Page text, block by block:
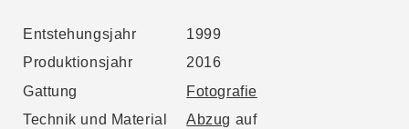
Entstehungsjahr
1999
Produktionsjahr
2016
Gattung
Fotografie
Technik und Material
Abzug auf